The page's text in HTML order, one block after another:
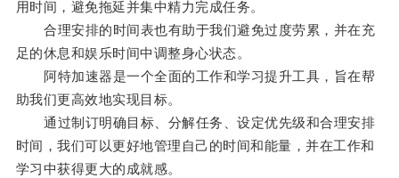
用时间，避免拖延并集中精力完成任务。
合理安排的时间表也有助于我们避免过度劳累，并在充
足的休息和娱乐时间中调整身心状态。
阿特加速器是一个全面的工作和学习提升工具，旨在帮
助我们更高效地实现目标。
通过制订明确目标、分解任务、设定优先级和合理安排
时间，我们可以更好地管理自己的时间和能量，并在工作和
学习中获得更大的成就感。